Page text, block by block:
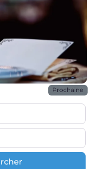
Prochaine
Rechercher